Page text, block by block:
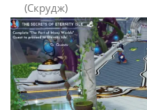
(Скрудж)